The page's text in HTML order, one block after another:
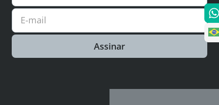
E-mail
Assinar